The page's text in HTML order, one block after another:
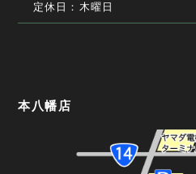
定休日：木曜日
本八幡店